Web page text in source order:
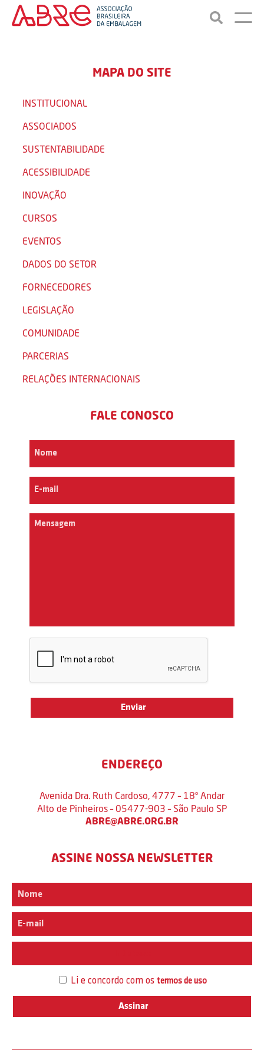
MAPA DO SITE
INSTITUCIONAL
ASSOCIADOS
SUSTENTABILIDADE
ACESSIBILIDADE
INOVAÇÃO
CURSOS
EVENTOS
DADOS DO SETOR
FORNECEDORES
LEGISLAÇÃO
COMUNIDADE
PARCERIAS
RELAÇÕES INTERNACIONAIS
FALE CONOSCO
ENDEREÇO
Avenida Dra. Ruth Cardoso, 4777 – 18º Andar
Alto de Pinheiros – 05477-903 – São Paulo SP
ABRE@ABRE.ORG.BR
ASSINE NOSSA NEWSLETTER
Li e concordo com os termos de uso